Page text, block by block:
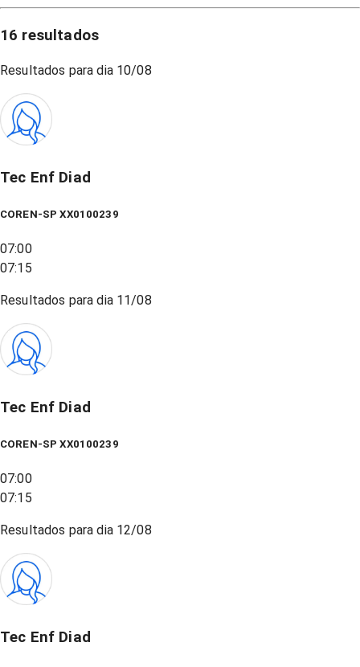
16 resultados
Resultados para dia 10/08
Tec Enf Diad
COREN-SP XX0100239
07:00
07:15
Resultados para dia 11/08
Tec Enf Diad
COREN-SP XX0100239
07:00
07:15
Resultados para dia 12/08
Tec Enf Diad